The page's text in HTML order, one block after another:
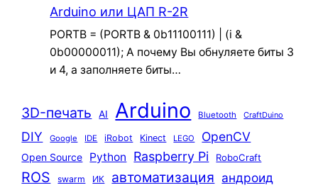
Arduino или ЦАП R-2R
PORTB = (PORTB & 0b11100111) | (i &
0b00000011); А почему Вы обнуляете биты 3
и 4, а заполняете биты…
3D-печать AI Arduino Bluetooth CraftDuino
DIY Google IDE iRobot Kinect LEGO OpenCV
Open Source Python Raspberry Pi RoboCraft
ROS swarm ИК автоматизация андроид